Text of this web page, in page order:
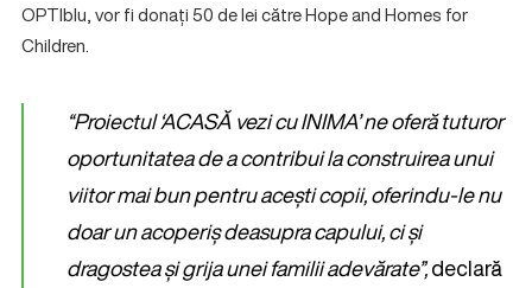
OPTIblu, vor fi donați 50 de lei către Hope and Homes for
Children.
“Proiectul ‘ACASĂ vezi cu INIMA’ ne oferă tuturor
oportunitatea de a contribui la construirea unui
viitor mai bun pentru acești copii, oferindu-le nu
doar un acoperiș deasupra capului, ci și
dragostea și grija unei familii adevărate”,declară